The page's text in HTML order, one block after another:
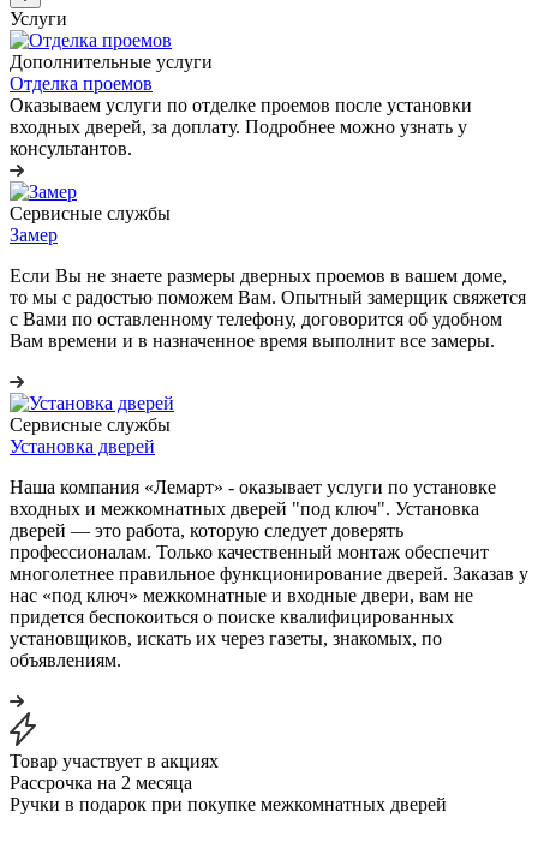
Услуги
Дополнительные услуги
Отделка проемов
Оказываем услуги по отделке проемов после установки
входных дверей, за доплату. Подробнее можно узнать у
консультантов.
Сервисные службы
Замер
Если Вы не знаете размеры дверных проемов в вашем доме,
то мы с радостью поможем Вам. Опытный замерщик свяжется
с Вами по оставленному телефону, договорится об удобном
Вам времени и в назначенное время выполнит все замеры.
Сервисные службы
Установка дверей
Наша компания «Лемарт» - оказывает услуги по установке
входных и межкомнатных дверей "под ключ". Установка
дверей — это работа, которую следует доверять
профессионалам. Только качественный монтаж обеспечит
многолетнее правильное функционирование дверей. Заказав у
нас «под ключ» межкомнатные и входные двери, вам не
придется беспокоиться о поиске квалифицированных
установщиков, искать их через газеты, знакомых, по
объявлениям.
Товар участвует в акциях
Рассрочка на 2 месяца
Ручки в подарок при покупке межкомнатных дверей